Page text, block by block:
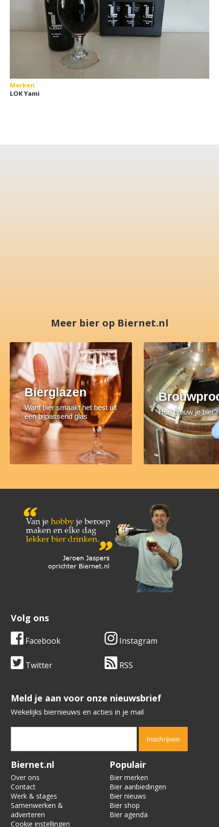
Merken
LOK Yami
Meer bier op Biernet.nl
Bierglazen
Want bier smaakt het best uit
een bijpassend glas
Hoe brouw je bier?
Volg ons
Facebook Instagram
Twitter RSS
​​​​​​​Meld je aan voor onze nieuwsbrief
Wekelijks biernieuws en acties in je mail
Verification code:
Biernet.nl
Over ons
Contact
Werk & stages
Samenwerken &
adverteren
Cookie instellingen
Populair
Bier merken
Bier aanbiedingen
Bier nieuws
Bier shop
Bier agenda